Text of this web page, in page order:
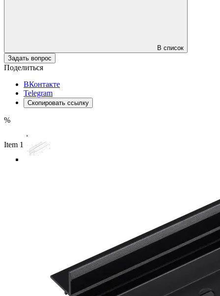
В список
Задать вопрос
Поделиться
ВКонтакте
Telegram
Скопировать ссылку
%
Item 1 of 6